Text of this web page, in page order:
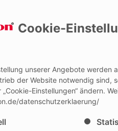
Cookie-
unserer Angebote werden
der Website notwendig sind,
Einstellungen“ ändern.
datenschutzerklaerung/
Liste der Service-Gruppen,